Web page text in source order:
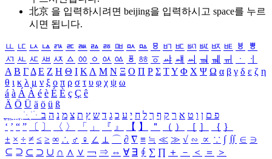
北京 을 입력하시려면 beijing을 입력하시고 space를 누르
시면 됩니다.
ㅥ ㅦ ㅧ ㅨ ㅩ ㅪ ㅫ ㅬ ㅭ ㅮ ㅯ ㅰ ㅱ ㅲ ㅳ ㅴ ㅵ ㅶ ㅷ ㅸ
ㅹ
ㅺ ㅻ ㅼ ㅽ ㅾ ㅿ ㆀ ㆁ ㆂ ㆃ ㆄ ㆅ ㆆ ㆇ ㆈ ㆉ ㆊ ㆋ ㆌ ㆍ
ㆎ
Α Β ΓΔ Ε Ζ Η Θ Ι ΚΛ Μ Ν Ξ Ο Π Ρ Σ ΤΥ Φ Χ Ψ Ω α β γ δ ε ζ η
θ ι κ λ μ ν ξ ο π ρ σ τ υ φ χ ψ ω
á à Á À é è É È ç Ç ê
Ä Ö Ü ä ö ü ß
ִֶֹ ֻּ ׁׂ פ ם ן ו ט א ר ק ף ך ל ח י ע כ ג ד ש ץ ת צ מ נ ה ב
‘ ’ “ ” 〔 〕 〈 〉 「 」 『 』 【 】 ＂ （ ） ［ ］ ｛ ｝
± × ÷ ≠ ≤ ≥ ∞ ∴ ♂ ♀ ∠ ⊥ ⌒ ∂ ∇ ≡ ≒ ≪ ≫ √ ∽ ∝ ∵ ∫ ∬ ∈ ∋
⊆ ⊇ ⊂ ⊃ ∪ ∩ ∧ ∨ ￢ ⇒ ⇔ ∀ ∃ ∮ ∑ ∏ ＋ － ＜ ＝
＞